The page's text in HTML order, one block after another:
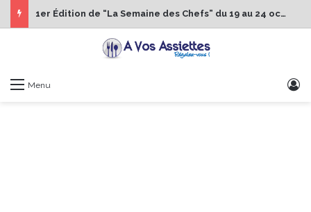
1er Édition de “La Semaine des Chefs” du 19 au 24 octobre 2026
Menu